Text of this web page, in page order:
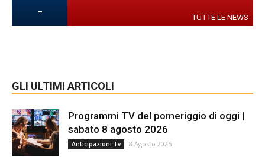
- TUTTE LE NEWS
GLI ULTIMI ARTICOLI
Programmi TV del pomeriggio di oggi |
sabato 8 agosto 2026
Anticipazioni Tv 8 Agosto 2026